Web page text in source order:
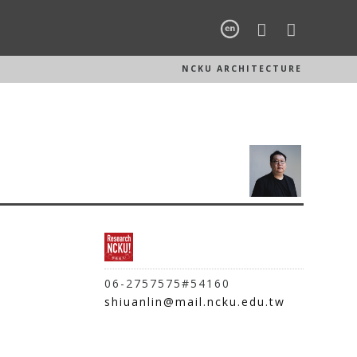
NCKU ARCHITECTURE
06-2757575#54160
shiuanlin@mail.ncku.edu.tw